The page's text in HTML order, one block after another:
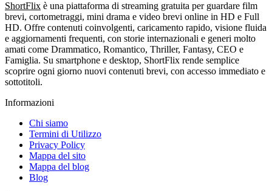
ShortFlix è una piattaforma di streaming gratuita per guardare film
brevi, cortometraggi, mini drama e video brevi online in HD e Full
HD. Offre contenuti coinvolgenti, caricamento rapido, visione fluida
e aggiornamenti frequenti, con storie internazionali e generi molto
amati come Drammatico, Romantico, Thriller, Fantasy, CEO e
Famiglia. Su smartphone e desktop, ShortFlix rende semplice
scoprire ogni giorno nuovi contenuti brevi, con accesso immediato e
sottotitoli.
Informazioni
Chi siamo
Termini di Utilizzo
Privacy Policy
Mappa del sito
Mappa del blog
Blog